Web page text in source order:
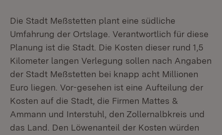
Die Stadt Meßstetten plant eine südliche
Umfahrung der Ortslage. Verantwortlich für diese
Planung ist die Stadt. Die Kosten dieser rund 1,5
Kilometer langen Verlegung sollen nach Angaben
der Stadt Meßstetten bei knapp acht Millionen
Euro liegen. Vor-gesehen ist eine Aufteilung der
Kosten auf die Stadt, die Firmen Mattes &
Ammann und Interstuhl, den Zollernalbkreis und
das Land. Den Löwenanteil der Kosten würden